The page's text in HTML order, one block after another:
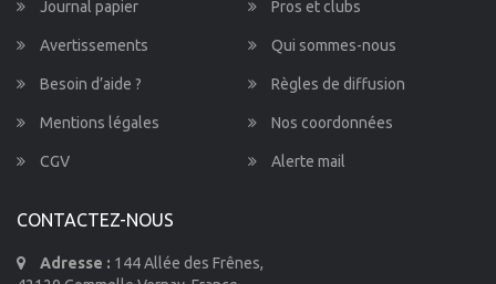
Journal papier Pros et clubs
Avertissements Qui sommes-nous
Besoin d’aide ? Règles de diffusion
Mentions légales Nos coordonnées
CGV Alerte mail
CONTACTEZ-NOUS
Adresse : 144 Allée des Frênes,